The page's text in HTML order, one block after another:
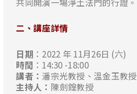
二、講座詳情
日期 ：2022 年 11月26日 (六)
時間 ：14:30 -18:00
講者： 潘宗光教授、溫金玉教授
主持人： 陳劍鍠教授